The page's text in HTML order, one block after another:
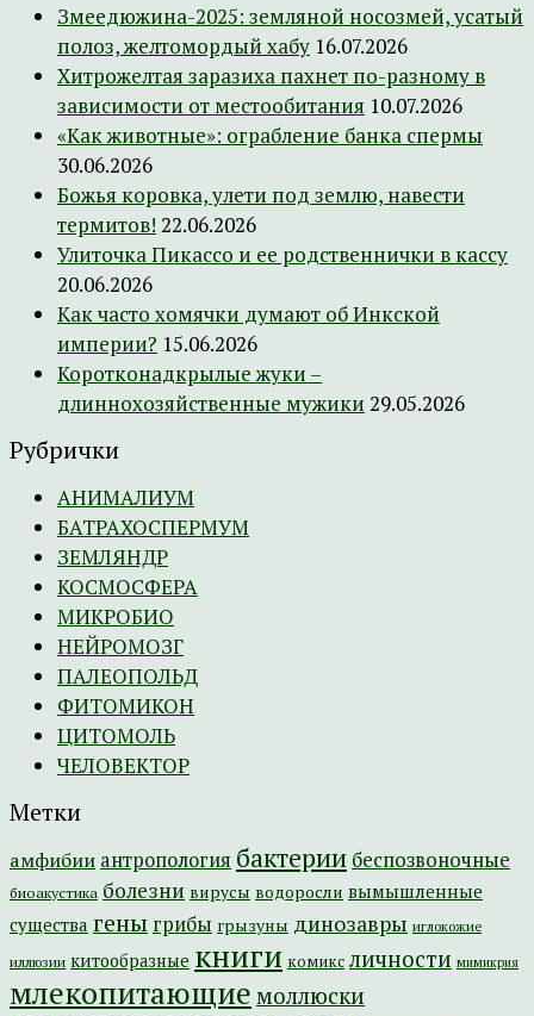
Змеедюжина-2025: земляной носозмей, усатый
полоз, желтомордый хабу 16.07.2026
Хитрожелтая заразиха пахнет по-разному в
зависимости от местообитания 10.07.2026
«Как животные»: ограбление банка спермы
30.06.2026
Божья коровка, улети под землю, навести
термитов! 22.06.2026
Улиточка Пикассо и ее родственнички в кассу
20.06.2026
Как часто хомячки думают об Инкской
империи? 15.06.2026
Коротконадкрылые жуки –
длиннохозяйственные мужики 29.05.2026
Рубрички
АНИМАЛИУМ
БАТРАХОСПЕРМУМ
ЗЕМЛЯНДР
КОСМОСФЕРА
МИКРОБИО
НЕЙРОМОЗГ
ПАЛЕОПОЛЬД
ФИТОМИКОН
ЦИТОМОЛЬ
ЧЕЛОВЕКТОР
Метки
амфибии антропология бактерии беспозвоночные
биоакустика болезни вирусы водоросли вымышленные
существа гены грибы грызуны динозавры иглокожие
иллюзии китообразные книги комикс личности мимикрия
млекопитающие моллюски